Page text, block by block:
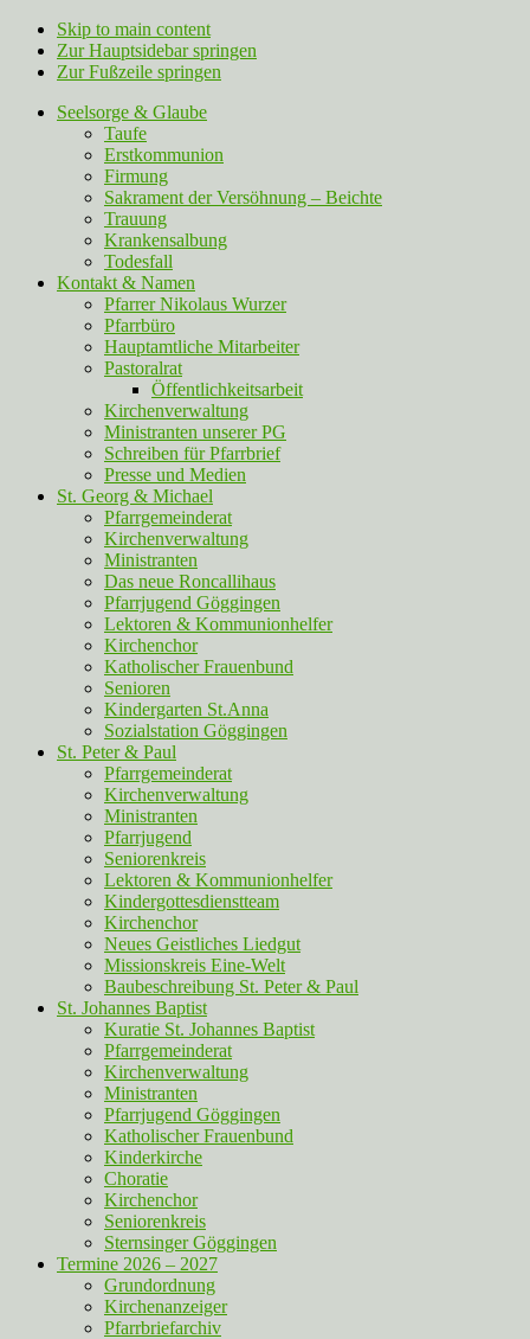
Skip to main content
Zur Hauptsidebar springen
Zur Fußzeile springen
Seelsorge & Glaube
Taufe
Erstkommunion
Firmung
Sakrament der Versöhnung – Beichte
Trauung
Krankensalbung
Todesfall
Kontakt & Namen
Pfarrer Nikolaus Wurzer
Pfarrbüro
Hauptamtliche Mitarbeiter
Pastoralrat
Öffentlichkeitsarbeit
Kirchenverwaltung
Ministranten unserer PG
Schreiben für Pfarrbrief
Presse und Medien
St. Georg & Michael
Pfarrgemeinderat
Kirchenverwaltung
Ministranten
Das neue Roncallihaus
Pfarrjugend Göggingen
Lektoren & Kommunionhelfer
Kirchenchor
Katholischer Frauenbund
Senioren
Kindergarten St.Anna
Sozialstation Göggingen
St. Peter & Paul
Pfarrgemeinderat
Kirchenverwaltung
Ministranten
Pfarrjugend
Seniorenkreis
Lektoren & Kommunionhelfer
Kindergottesdienstteam
Kirchenchor
Neues Geistliches Liedgut
Missionskreis Eine-Welt
Baubeschreibung St. Peter & Paul
St. Johannes Baptist
Kuratie St. Johannes Baptist
Pfarrgemeinderat
Kirchenverwaltung
Ministranten
Pfarrjugend Göggingen
Katholischer Frauenbund
Kinderkirche
Choratie
Kirchenchor
Seniorenkreis
Sternsinger Göggingen
Termine 2026 – 2027
Grundordnung
Kirchenanzeiger
Pfarrbriefarchiv